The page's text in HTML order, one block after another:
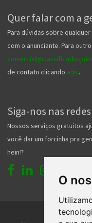
O
Quer falar com a
Para dúvidas sobre
com o anunciante. Para
de contato clicando aqui.
Siga-nos nas
Nossos serviços gratuitos
você dar um forcinha pra
hein!?